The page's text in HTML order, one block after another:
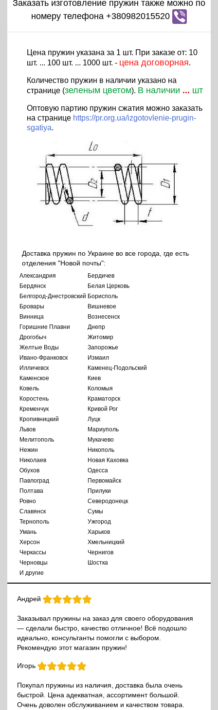
Заказать изготовление пружин также можно по
номеру телефона +380982015520
Цена пружин указана за 1 шт. При заказе от: 10
шт. ... 100 шт. ... 1000 шт. - цена договорная.
Количество пружин в наличии указано на
странице (зеленым цветом). В наличии ... шт
Оптовую партию пружин сжатия можно заказать
на странице https://pr.org.ua/izgotovlenie-prugin-
sgatiya.
Доставка пружин по Украине во все города, где есть
отделения "Новой почты":
Александрия
Бердичев
Бердянск
Белая Церковь
Белгород-Днестровский Борисполь
Бровары
Вишневое
Винница
Вознесенск
Горишние Плавни
Днепр
Дрогобыч
Житомир
Желтые Воды
Запорожье
Ивано-Франковск
Измаил
Илличевск
Каменец-Подольский
Каменское
Киев
Ковель
Коломыя
Коростень
Краматорск
Кременчук
Кривой Рог
Кропивницкий
Луцк
Львов
Мариуполь
Мелитополь
Мукачево
Нежин
Никополь
Николаев
Новая Каховка
Обухов
Одесса
Павлоград
Первомайск
Полтава
Прилуки
Ровно
Северодонецк
Славянск
Сумы
Тернополь
Ужгород
Умань
Харьков
Херсон
Хмельницкий
Черкассы
Чернигов
Черновцы
Шостка
И другие
Андрей
Заказывал пружины на заказ для своего оборудования
— сделали быстро, качество отличное! Всё подошло
идеально, консультанты помогли с выбором.
Рекомендую этот магазин пружин!
Игорь
Покупал пружины из наличия, доставка была очень
быстрой. Цена адекватная, ассортимент большой.
Очень доволен обслуживанием и качеством товара.